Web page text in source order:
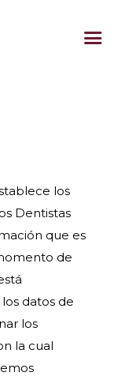
los
Dentistas
que es
de
datos de
los
la cual